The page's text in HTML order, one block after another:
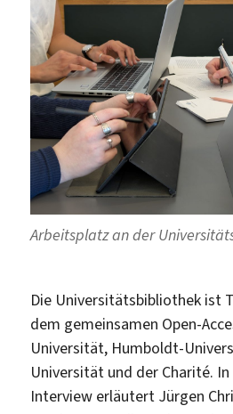
Arbeitsplatz an der
Die Universitätsbibliothek ist
dem gemeinsamen Open-
Universität, Humboldt-
Universität und der Charité.
Interview erläutert Jürgen